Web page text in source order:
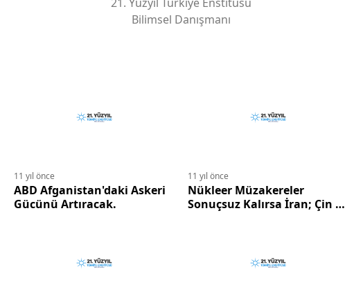
Bilimsel Danışmanı
11 yıl önce
ABD Afganistan'daki Askeri
Gücünü Artıracak.
11 yıl önce
Nükleer Müzakereler
Sonuçsuz Kalırsa İran; Çin ve